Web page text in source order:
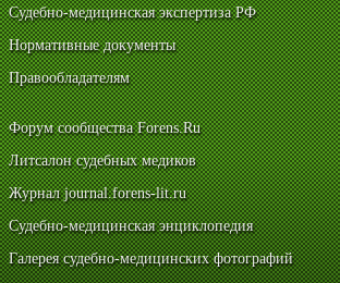
Судебно-медицинская экспертиза РФ
Нормативные документы
Правообладателям
Форум сообщества Forens.Ru
Литсалон судебных медиков
Журнал journal.forens-lit.ru
Судебно-медицинская энциклопедия
Галерея судебно-медицинских фотографий